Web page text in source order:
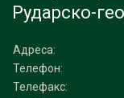
Рударско-
Адреса:
Телефон:
Телефакс: